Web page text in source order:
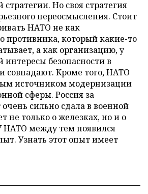
стратегии. Но своя стратегия
переосмысления. Стоит
НАТО не как
противника, который какие-то
а как организацию, у
интересы безопасности в
совпадают. Кроме того, НАТО
источником модернизации
сферы. Россия за
сильно сдала в военной
не только о железках, но и о
НАТО между тем появился
Узнать этот опыт имеет